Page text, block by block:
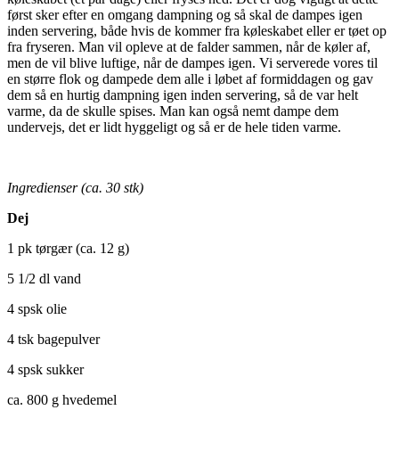
først sker efter en omgang dampning og så skal de dampes igen
inden servering, både hvis de kommer fra køleskabet eller er tøet op
fra fryseren. Man vil opleve at de falder sammen, når de køler af,
men de vil blive luftige, når de dampes igen. Vi serverede vores til
en større flok og dampede dem alle i løbet af formiddagen og gav
dem så en hurtig dampning igen inden servering, så de var helt
varme, da de skulle spises. Man kan også nemt dampe dem
undervejs, det er lidt hyggeligt og så er de hele tiden varme.
Ingredienser (ca. 30 stk)
Dej
1 pk tørgær (ca. 12 g)
5 1/2 dl vand
4 spsk olie
4 tsk bagepulver
4 spsk sukker
ca. 800 g hvedemel